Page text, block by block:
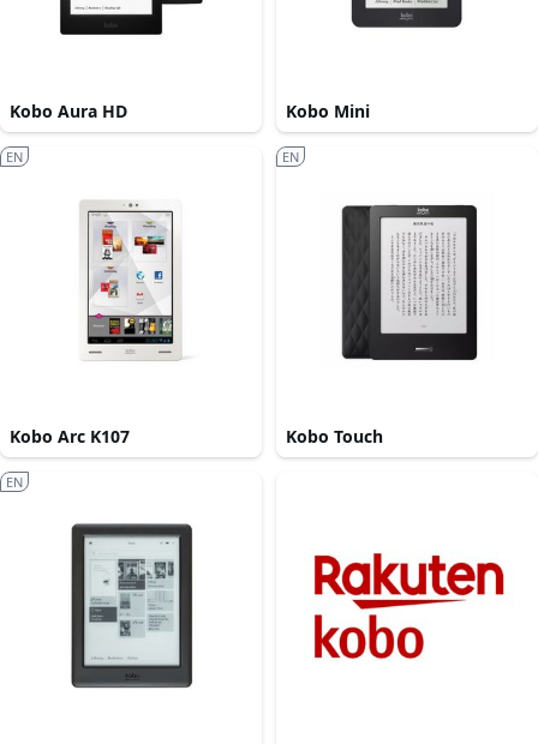
Kobo Aura HD Kobo Mini
Kobo Arc K107
EN
Kobo Touch
EN
EN